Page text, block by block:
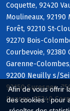
Afin de vous offrir
des cookies : pour
Coquette, 92420
Moulineaux, 92190
Forêt, 92210 St-
92270 Bois-
Courbevoie, 92380
Garenne-
92200 Neuilly s/
92150 Suresnes,
Bezons, 95240